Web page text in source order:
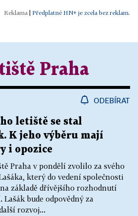
Předplatné HN+ je zcela bez reklam.
Praha
ODEBÍRAT
letiště se stal
K jeho výběru mají
i opozice
Praha v pondělí zvolilo za svého
který do vedení společnosti
základě dřívějšího rozhodnutí
bude odpovědný za
rozvoj...